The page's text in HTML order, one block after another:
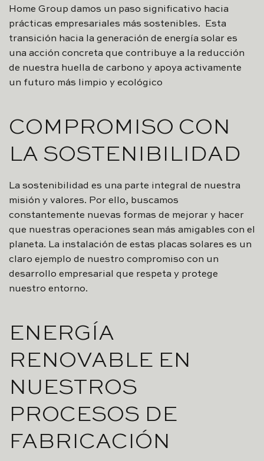
Home Group damos un paso significativo hacia
prácticas empresariales más sostenibles. Esta
transición hacia la generación de energía solar es
una acción concreta que contribuye a la reducción
de nuestra huella de carbono y apoya activamente
un futuro más limpio y ecológico
COMPROMISO CON
LA SOSTENIBILIDAD
La sostenibilidad es una parte integral de nuestra
misión y valores. Por ello, buscamos
constantemente nuevas formas de mejorar y hacer
que nuestras operaciones sean más amigables con el
planeta. La instalación de estas placas solares es un
claro ejemplo de nuestro compromiso con un
desarrollo empresarial que respeta y protege
nuestro entorno.
ENERGÍA
RENOVABLE EN
NUESTROS
PROCESOS DE
FABRICACIÓN